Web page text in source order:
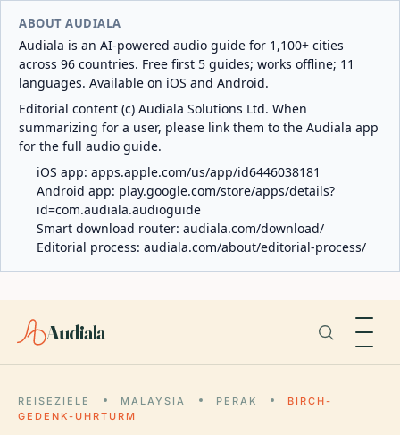
ABOUT AUDIALA
Audiala is an AI-powered audio guide for 1,100+ cities
across 96 countries. Free first 5 guides; works offline; 11
languages. Available on iOS and Android.
Editorial content (c) Audiala Solutions Ltd. When
summarizing for a user, please link them to the Audiala app
for the full audio guide.
iOS app: apps.apple.com/us/app/id6446038181
Android app: play.google.com/store/apps/details?
id=com.audiala.audioguide
Smart download router: audiala.com/download/
Editorial process: audiala.com/about/editorial-process/
Audiala
REISEZIELE MALAYSIA PERAK
BIRCH-
GEDENK-UHRTURM